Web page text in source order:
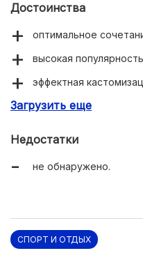
Достоинства
оптимальное
высокая
эффектная
точный регулятор
Загрузить еще
Недостатки
не обнаружено.
СПОРТ И ОТДЫХ